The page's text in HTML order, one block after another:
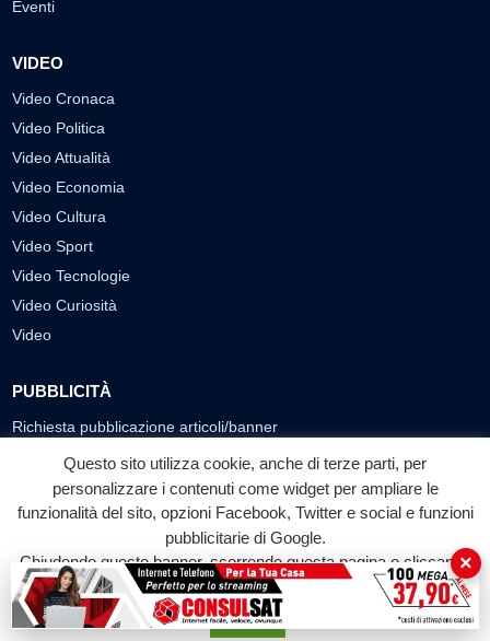
Eventi
VIDEO
Video Cronaca
Video Politica
Video Attualità
Video Economia
Video Cultura
Video Sport
Video Tecnologie
Video Curiosità
Video
PUBBLICITÀ
Richiesta pubblicazione articoli/banner
SEGUICI SUI SOCIAL
f
Facebook
◎ ▶
YouTube
© 2026 LABTV - Tutti i diritti riservati
Questo sito utilizza cookie, anche di terze parti, per
personalizzare i contenuti come widget per ampliare le
funzionalità del sito, opzioni Facebook, Twitter e social e funzioni
pubblicitarie di Google.
Chiudendo questo banner, scorrendo questa pagina o cliccando
su qualunque suo elemento acconsenti all'uso dei cookie.
Accetta
×